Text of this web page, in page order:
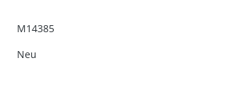
M14385
Neu